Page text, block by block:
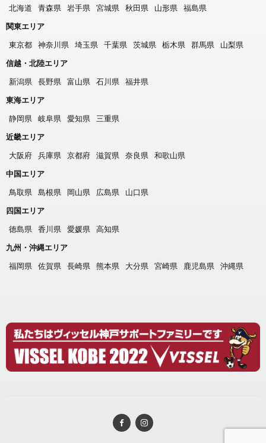
北海道
青森県 岩手県 宮城県 秋田県 山形県
福島県
関東エリア
東京都
神奈川県 埼玉県 千葉県 茨城県 栃木県 群馬県
山梨県
信越・北陸エリア
新潟県
長野県 富山県 石川県
福井県
東海エリア
静岡県
岐阜県 愛知県
三重県
近畿エリア
大阪府
兵庫県 京都府 滋賀県 奈良県
和歌山県
中国エリア
鳥取県
島根県 岡山県 広島県
山口県
四国エリア
徳島県
香川県 愛媛県
高知県
九州・沖縄エリア
福岡県
佐賀県 長崎県 熊本県 大分県 宮崎県 鹿児島県 沖縄県